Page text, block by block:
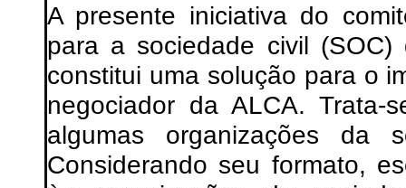
A presente iniciativa do
para a sociedade civil
constitui uma solução para o
negociador da ALCA.
algumas organizações da
Considerando seu formato,